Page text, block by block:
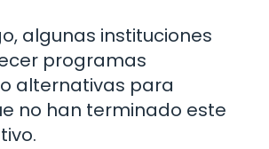
algunas instituciones
programas
alternativas para
no han terminado este